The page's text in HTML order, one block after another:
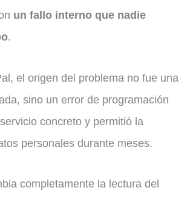
un fallo interno que nadie
.
el origen del problema no fue una
sino un error de programación
concreto y permitió la
personales durante meses.
completamente la lectura del